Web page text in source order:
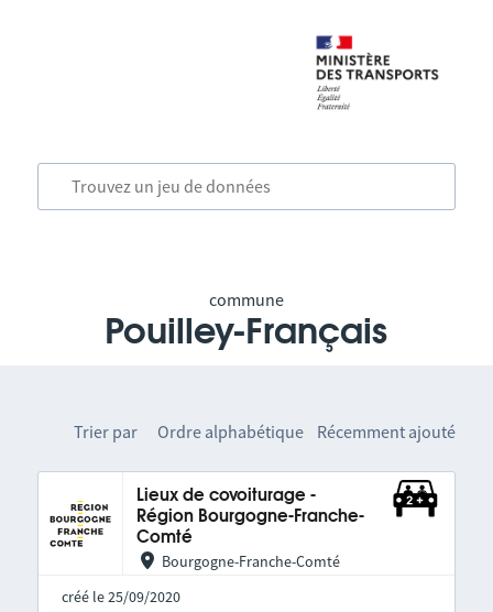
commune
Pouilley-Français
Trier par Ordre alphabétique Récemment ajouté
Lieux de covoiturage -
Région Bourgogne-Franche-
Comté
Bourgogne-Franche-Comté
créé le 25/09/2020